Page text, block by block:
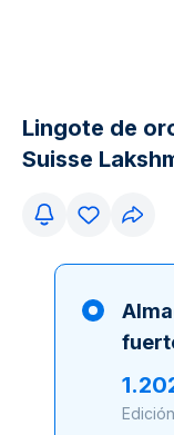
Lingote de
Suisse
1.